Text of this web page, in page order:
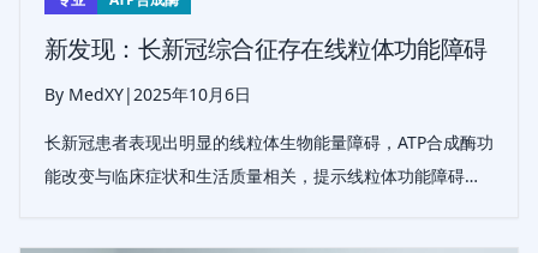
新发现：长新冠综合征存在线粒体功能障碍
By MedXY| 2025年10月6日
长新冠患者表现出明显的线粒体生物能量障碍，ATP合成酶功
能改变与临床症状和生活质量相关，提示线粒体功能障碍在